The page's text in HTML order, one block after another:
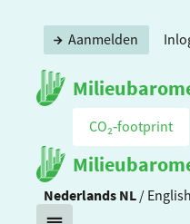
Aanmelden
CO₂‑footprint
Nederlands NL / English